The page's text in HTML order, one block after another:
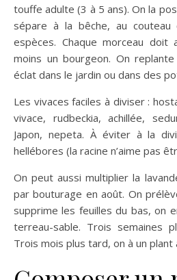
touffe adulte (3 à 5 ans). On la
sépare à la bêche, au
espèces. Chaque morceau
moins un bourgeon. On
éclat dans le jardin ou dans des
Les vivaces faciles à diviser :
vivace, rudbeckia, achillée,
Japon, nepeta. À éviter à la
hellébores (la racine n’aime pas
On peut aussi multiplier la
par bouturage en août. On
supprime les feuilles du bas, on
terreau-sable. Trois semaines
Trois mois plus tard, on à un